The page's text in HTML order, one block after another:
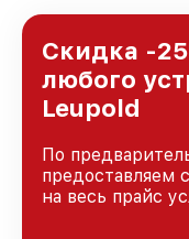
Скидка -
любого
Leupold
По
предоставляем
на весь прайс